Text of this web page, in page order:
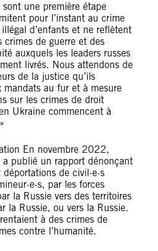
sont une première étape
pour l’instant au crime
d’enfants et ne reflètent
crimes de guerre et des
auxquels les leaders russes
livrés. Nous attendons de
de la justice qu’ils
mandats au fur et à mesure
sur les crimes de droit
Ukraine commencent à
En novembre 2022,
publié un rapport dénonçant
de civil·e·s
par les forces
la Russie vers des territoires
la Russie, ou vers la Russie.
à des crimes de
contre l’humanité.